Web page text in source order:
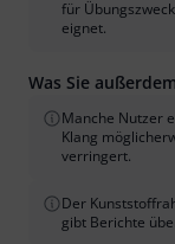
für
eignet.
Was Sie
Manche Nutzer
Klang
verringert.
Der
gibt Berichte